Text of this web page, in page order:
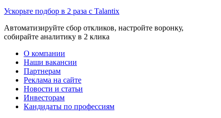
Ускорьте подбор в 2 раза с Talantix
Автоматизируйте сбор откликов, настройте воронку,
собирайте аналитику в 2 клика
О компании
Наши вакансии
Партнерам
Реклама на сайте
Новости и статьи
Инвесторам
Кандидаты по профессиям